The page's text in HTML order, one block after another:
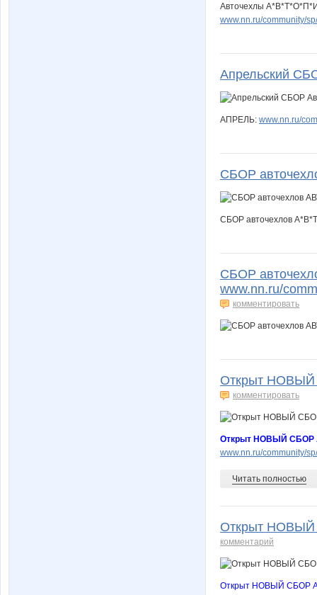
Авточехлы
www.nn.ru/community/
Апрельский
АПРЕЛЬ: www.nn.ru/
СБОР
СБОР авточехлов
СБОР
www.nn.ru/
комментировать
Открыт
комментировать
Открыт НОВЫЙ СБОР
www.nn.ru/community/
Читать полностью
Открыт
комментарий
Открыт НОВЫЙ СБОР